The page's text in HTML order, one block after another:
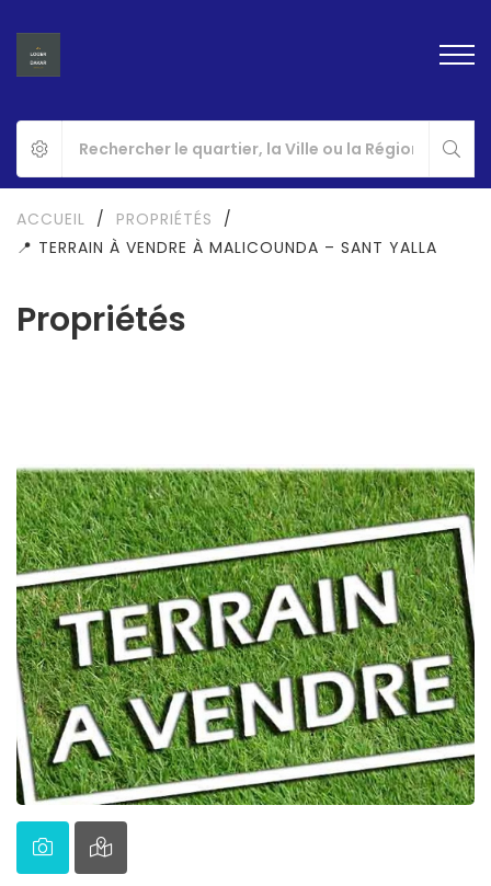
Propriétés
ACCUEIL / PROPRIÉTÉS
/
📍 TERRAIN À VENDRE À MALICOUNDA – SANT YALLA